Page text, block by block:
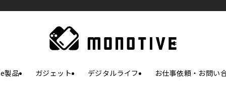
製品 ガジェット デジタルライフ お仕事依頼・お問い